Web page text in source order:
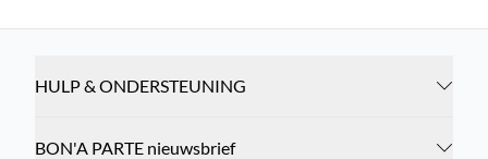
HULP & ONDERSTEUNING
BON'A PARTE nieuwsbrief